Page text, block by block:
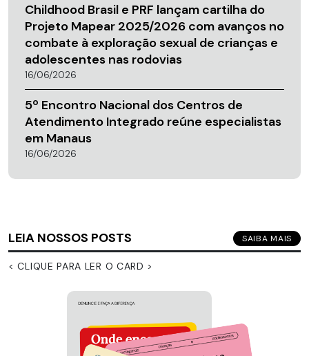
Childhood Brasil e PRF lançam cartilha do
Projeto Mapear 2025/2026 com avanços no
combate à exploração sexual de crianças e
adolescentes nas rodovias
16/06/2026
5º Encontro Nacional dos Centros de
Atendimento Integrado reúne especialistas
em Manaus
16/06/2026
LEIA NOSSOS POSTS SAIBA MAIS
< CLIQUE PARA LER O CARD >